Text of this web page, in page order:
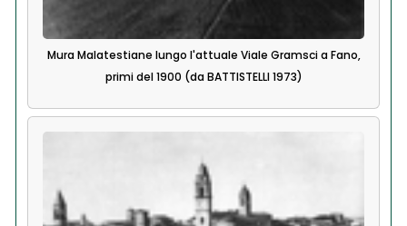
Mura Malatestiane lungo l'attuale Viale Gramsci a Fano,
primi del 1900 (da BATTISTELLI 1973)